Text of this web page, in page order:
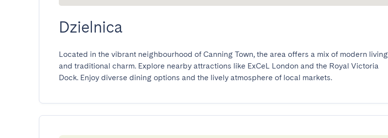
Dzielnica
Located in the vibrant neighbourhood of Canning Town, the area offers a mix of modern living
and traditional charm. Explore nearby attractions like ExCeL London and the Royal Victoria
Dock. Enjoy diverse dining options and the lively atmosphere of local markets.